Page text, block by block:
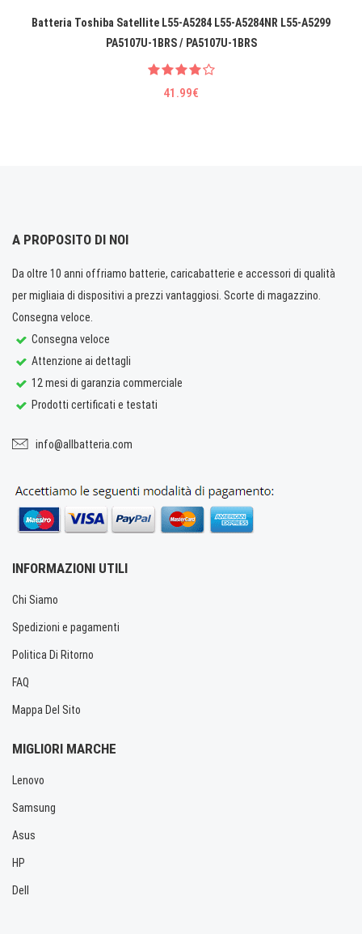
Batteria Toshiba Satellite L55-A5284 L55-A5284NR L55-A5299
PA5107U-1BRS / PA5107U-1BRS
41.99€
A PROPOSITO DI NOI
Da oltre 10 anni offriamo batterie, caricabatterie e accessori di qualità
per migliaia di dispositivi a prezzi vantaggiosi. Scorte di magazzino.
Consegna veloce.
Consegna veloce
Attenzione ai dettagli
12 mesi di garanzia commerciale
Prodotti certificati e testati
info@allbatteria.com
INFORMAZIONI UTILI
Chi Siamo
Spedizioni e pagamenti
Politica Di Ritorno
FAQ
Mappa Del Sito
MIGLIORI MARCHE
Lenovo
Samsung
Asus
HP
Dell